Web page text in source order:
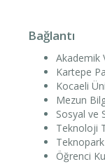
Bağlantı
Akademik
Kartepe
Kocaeli
Mezun
Sosyal ve
Teknoloji
Teknopark
Öğrenci